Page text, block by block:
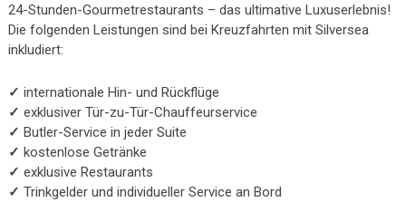
24-Stunden-Gourmetrestaurants – das ultimative Luxuserlebnis!
Die folgenden Leistungen sind bei Kreuzfahrten mit Silversea
inkludiert:
✓ internationale Hin- und Rückflüge
✓ exklusiver Tür-zu-Tür-Chauffeurservice
✓ Butler-Service in jeder Suite
✓ kostenlose Getränke
✓ exklusive Restaurants
✓ Trinkgelder und individueller Service an Bord